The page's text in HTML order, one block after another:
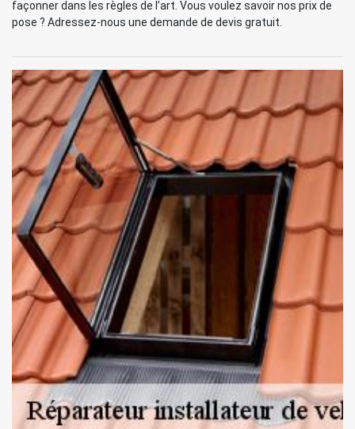
façonner dans les règles de l’art. Vous voulez savoir nos prix de
pose ? Adressez-nous une demande de devis gratuit.